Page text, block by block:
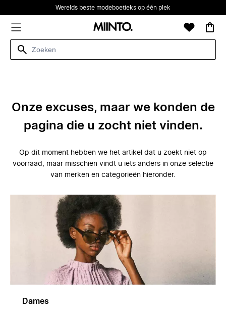
Werelds beste modeboetieks op één plek
Onze excuses, maar we konden de
pagina die u zocht niet vinden.
Op dit moment hebben we het artikel dat u zoekt niet op
voorraad, maar misschien vindt u iets anders in onze selectie
van merken en categorieën hieronder.
Dames